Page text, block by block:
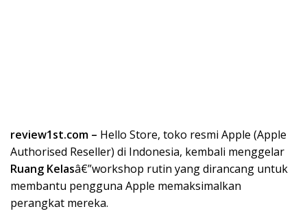
review1st.com – Hello Store, toko resmi Apple (Apple
Authorised Reseller) di Indonesia, kembali menggelar
Ruang Kelasâ€”workshop rutin yang dirancang untuk
membantu pengguna Apple memaksimalkan
perangkat mereka.